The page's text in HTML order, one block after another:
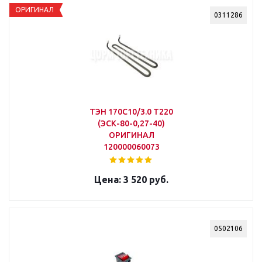
0311286
ОРИГИНАЛ
ТЭН 170С10/3.0 Т220
(ЭСК-80-0,27-40)
ОРИГИНАЛ
120000060073
3 520 руб.
0502106